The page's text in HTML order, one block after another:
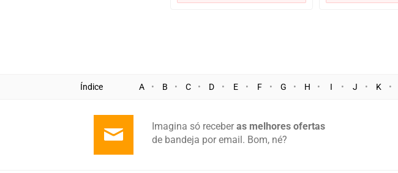
Índice A B C D E F G H I J K
Imagina só receberas melhores ofertas
de bandeja por email. Bom, né?